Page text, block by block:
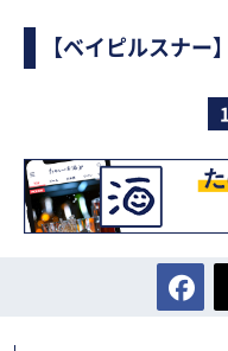
【ベイピルスナー】
1